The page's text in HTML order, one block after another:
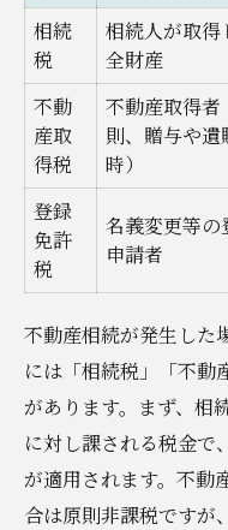
相続税や名義変
相続税で困
名義変更の
前橋市おく
不動産相続
迷ったとき
不動産相続なら
前橋市の相
相談窓口を
不動産相続
電話やオン
法務局での
節税につなげる
相続
税
相続人が取得
全財産
不動
産取
得税
不動産取得者
則、贈与や遺
時）
登録
免許
税
名義変更等の
申請者
不動産相続が発生した
には「相続税」「不動
があります。まず、相
に対し課される税金で
が適用されます。不動
合は原則非課税ですが